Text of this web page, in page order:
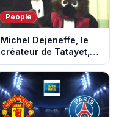
People
Michel Dejeneffe, le
créateur de Tatayet,
est mort à 77 ans